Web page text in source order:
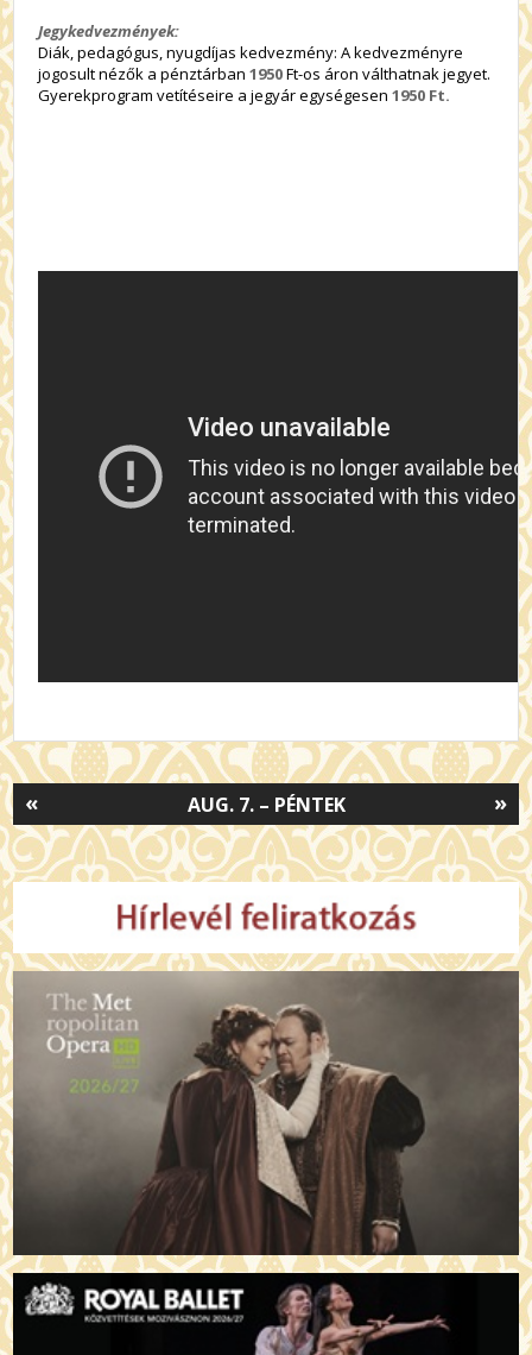
Jegykedvezmények:
Diák, pedagógus, nyugdíjas kedvezmény: A kedvezményre
jogosult nézők a pénztárban1950Ft-os áron válthatnak jegyet.
Gyerekprogram vetítéseire a jegyár egységesen 1950 Ft.
»
AUG. 7. – PÉNTEK
«